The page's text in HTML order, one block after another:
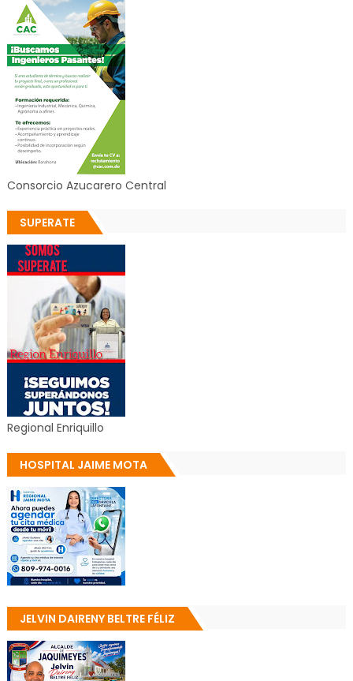
Consorcio Azucarero Central
SUPERATE
Regional Enriquillo
HOSPITAL JAIME MOTA
JELVIN DAIRENY BELTRE FÉLIZ